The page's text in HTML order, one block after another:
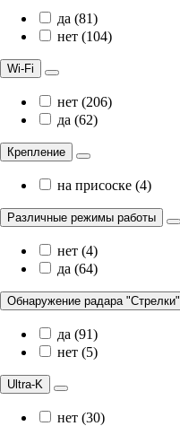
да (81)
нет (104)
Wi-Fi
нет (206)
да (62)
Крепление
на присоске (4)
Различные режимы работы
нет (4)
да (64)
Обнаружение радара "Стрелки"
да (91)
нет (5)
Ultra-K
нет (30)